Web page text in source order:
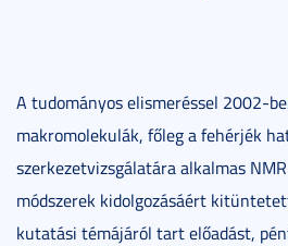
A tudományos elismeréssel 2002-
makromolekulák, főleg a fehérjék
szerkezetvizsgálatára alkalmas
módszerek kidolgozásáért
kutatási témájáról tart előadást,